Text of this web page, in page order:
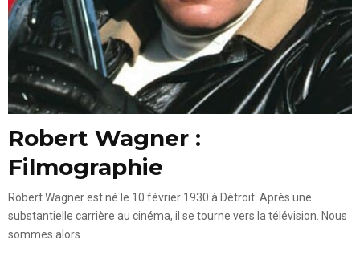
Robert Wagner :
Filmographie
Robert Wagner est né le 10 février 1930 à Détroit. Après une
substantielle carrière au cinéma, il se tourne vers la télévision. Nous
sommes alors...